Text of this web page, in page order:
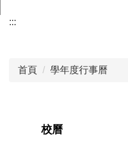
:::
首頁 學年度行事曆
校曆